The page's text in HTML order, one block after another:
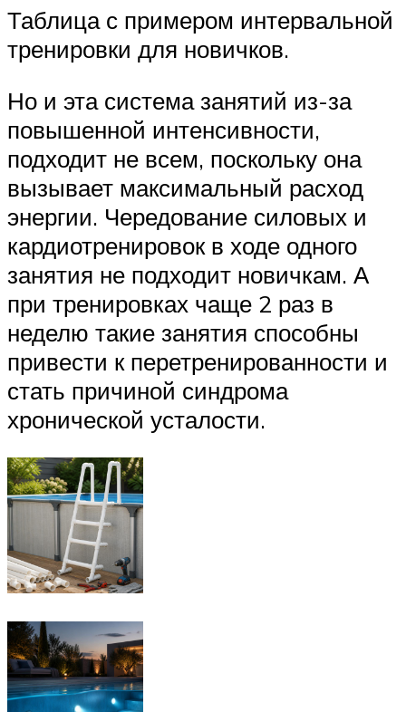
Таблица с примером интервальной
тренировки для новичков.
Но и эта система занятий из-за
повышенной интенсивности,
подходит не всем, поскольку она
вызывает максимальный расход
энергии. Чередование силовых и
кардиотренировок в ходе одного
занятия не подходит новичкам. А
при тренировках чаще 2 раз в
неделю такие занятия способны
привести к перетренированности и
стать причиной синдрома
хронической усталости.